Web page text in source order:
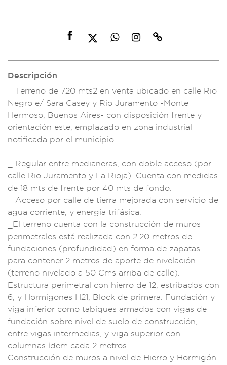
Descripción
_ Terreno de 720 mts2 en venta ubicado en calle Rio
Negro e/ Sara Casey y Rio Juramento -Monte
Hermoso, Buenos Aires- con disposición frente y
orientación este, emplazado en zona industrial
notificada por el municipio.
_ Regular entre medianeras, con dob le acceso (por
calle Rio Juramento y La Rioja). Cuenta con medidas
de 18 mts de frente por 40 mts de fondo.
_ Acceso por calle de tierra mejorada con servicio de
agua corriente, y energía trifásica.
_El terreno cuenta con la construcción de muros
perimetra les está real izada con 2.20 metros de
fundaciones (profundidad) en forma de zapatas
para contener 2 metros de aporte de nivelación
(terreno nivelado a 50 Cms arriba de calle).
Estructura perimetral con hierro de 12, estribados con
6, y Hormigones H21, Block de primera. Fundación y
viga inferior como tabiques armados con vigas de
fundación sobre nivel de suelo de construcción,
entre vigas intermedias, y viga superior con
columnas ídem cada 2 metros.
Construcción de muros a nive l de Hierro y Hormigón